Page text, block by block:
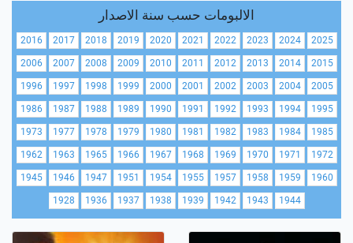
الالبومات حسب سنة الاصدار
2025
2024
2023
2022
2021
2020
2019
2018
2017
2016
2015
2014
2013
2012
2011
2010
2009
2008
2007
2006
2005
2004
2003
2002
2001
2000
1999
1998
1997
1996
1995
1994
1993
1992
1991
1990
1989
1988
1987
1986
1985
1984
1983
1982
1981
1980
1979
1978
1977
1973
1972
1971
1970
1969
1968
1967
1966
1965
1963
1962
1960
1959
1958
1957
1955
1954
1951
1947
1946
1945
1944
1943
1942
1939
1938
1937
1936
1928